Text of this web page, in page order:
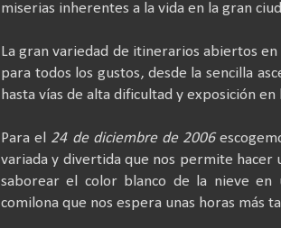
miserias inherentes a la vida en la gran
La gran variedad de itinerarios abiertos
para todos los gustos, desde la sencilla
hasta vías de alta dificultad y exposición en
Para el 24 de diciembre de 2006
variada y divertida que nos permite hacer
saborear el color blanco de la nieve
comilona que nos espera unas horas más